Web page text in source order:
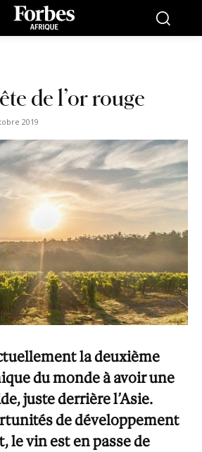
de l’or rouge
2019
la deuxième
du monde à avoir une
juste derrière l’Asie.
de développement
le vin est en passe de